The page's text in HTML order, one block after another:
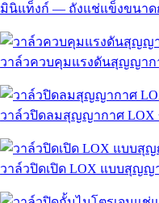
มินิแท็งก์ — ถังแช่แข็งขนาด
วาล์วควบคุมแรงดันสุญญาก
วาล์วปิดลมสุญญากาศ LOX
วาล์วปิดเปิด LOX แบบสุญญ